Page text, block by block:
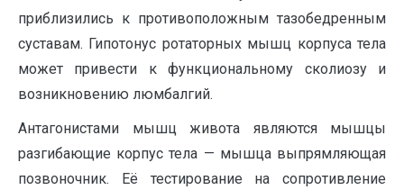
приблизились к противоположным тазобедренным
суставам. Гипотонус ротаторных мышц корпуса тела
может привести к функциональному сколиозу и
возникновению люмбалгий.
Антагонистами мышц живота являются мышцы
разгибающие корпус тела — мышца выпрямляющая
позвоночник. Её тестирование на сопротивление